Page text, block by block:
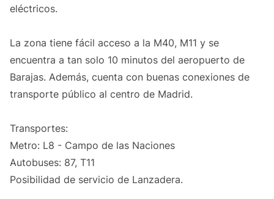
eléctricos.
La zona tiene fácil acceso a la M40, M11 y se
encuentra a tan solo 10 minutos del aeropuerto de
Barajas. Además, cuenta con buenas conexiones de
transporte público al centro de Madrid.
Transportes:
Metro: L8 - Campo de las Naciones
Autobuses: 87, T11
Posibilidad de servicio de Lanzadera.